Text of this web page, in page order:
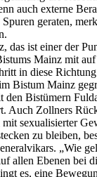
auch externe
geraten,
das ist einer der
Mainz mit
in diese
Bistum Mainz
den Bistümern
Auch Zollners
sexualisierter
zu bleiben,
„Wie
allen Ebenen bei
es, eine